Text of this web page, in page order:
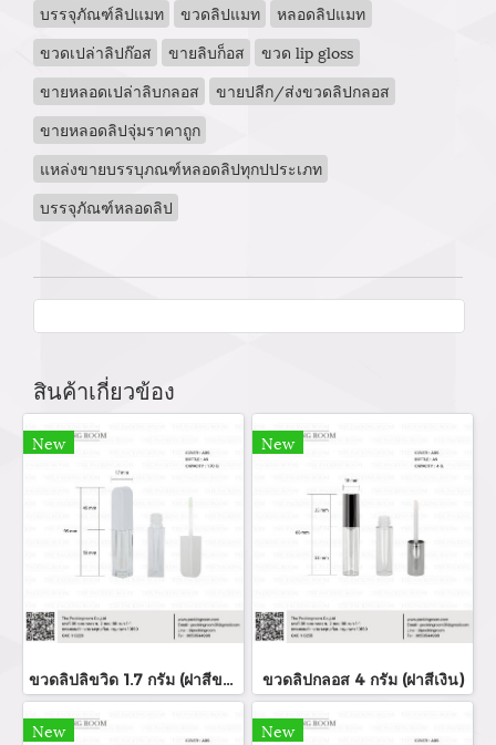
บรรจุภัณฑ์ลิปแมท
ขวดลิปแมท
หลอดลิปแมท
ขวดเปล่าลิปก๊อส
ขายลิบก็อส
ขวด lip gloss
ขายหลอดเปล่าลิบกลอส
ขายปลีก/ส่งขวดลิปกลอส
ขายหลอดลิปจุ่มราคาถูก
แหล่งขายบรรบุภณฑ์หลอดลิปทุกปประเภท
บรรจุภัณฑ์หลอดลิป
สินค้าเกี่ยวข้อง
New
ขวดลิปลิขวิด 1.7 กรัม (ฝาสีขาว)
New
ขวดลิปกลอส 4 กรัม (ฝาสีเงิน)
New New